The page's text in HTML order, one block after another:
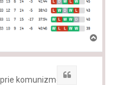
p
komunizmo